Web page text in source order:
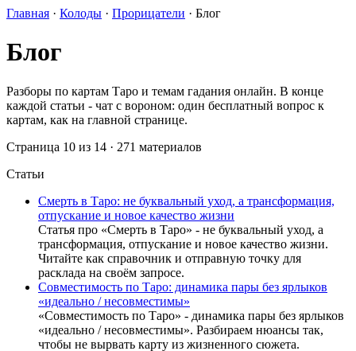
Главная · Колоды · Прорицатели · Блог
Блог
Разборы по картам Таро и темам гадания онлайн. В конце
каждой статьи - чат с вороном: один бесплатный вопрос к
картам, как на главной странице.
Страница 10 из 14 · 271 материалов
Статьи
Смерть в Таро: не буквальный уход, а трансформация,
отпускание и новое качество жизни
Статья про «Смерть в Таро» - не буквальный уход, а
трансформация, отпускание и новое качество жизни.
Читайте как справочник и отправную точку для
расклада на своём запросе.
Совместимость по Таро: динамика пары без ярлыков
«идеально / несовместимы»
«Совместимость по Таро» - динамика пары без ярлыков
«идеально / несовместимы». Разбираем нюансы так,
чтобы не вырвать карту из жизненного сюжета.